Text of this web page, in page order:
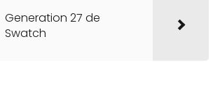
Generation 27 de
Swatch